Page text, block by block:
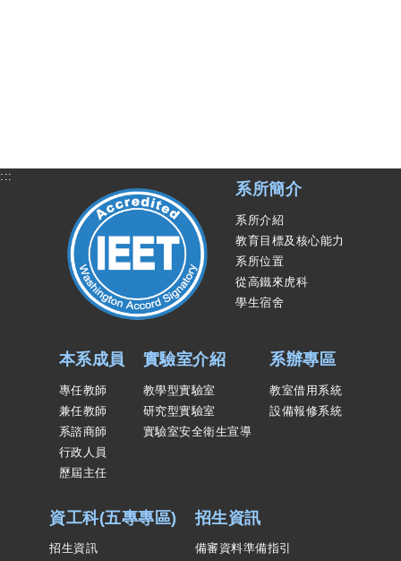
:::
系所簡介
系所介紹
教育目標及核心能力
系所位置
從高鐵來虎科
學生宿舍
本系成員
專任教師
兼任教師
系諮商師
行政人員
歷屆主任
實驗室介紹
教學型實驗室
研究型實驗室
實驗室安全衛生宣導
系辦專區
教室借用系統
設備報修系統
資工科(五專專區)
招生資訊
招生資訊
備審資料準備指引